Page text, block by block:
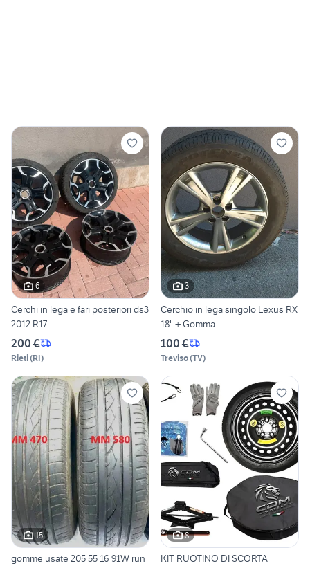
6
Cerchi in lega e fari posteriori ds3
2012 R17
200 €
Rieti(RI)
3
Cerchio in lega singolo Lexus RX
18" + Gomma
100 €
Treviso(TV)
15
gomme usate 205 55 16 91W run
8
KIT RUOTINO DI SCORTA